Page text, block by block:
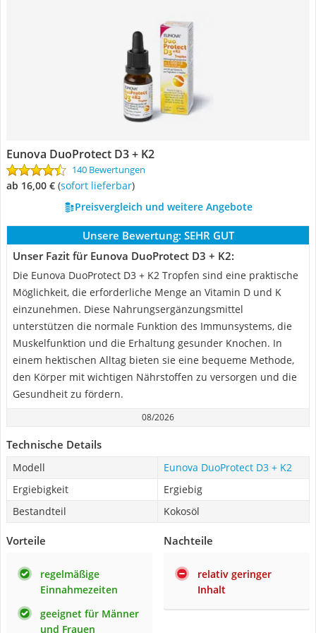
Eunova DuoProtect D3 + K2
140 Bewertungen
ab 16,00 € ( Sofort lieferbar)
Preisvergleich und weitere Angebote
Unsere Bewertung: SEHR GUT
Unser Fazit für Eunova DuoProtect D3 + K2:
Die Eunova DuoProtect D3 + K2 Tropfen sind eine praktische
Möglichkeit, die erforderliche Menge an Vitamin D und K
einzunehmen. Diese Nahrungsergänzungsmittel
unterstützen die normale Funktion des Immunsystems, die
Muskelfunktion und die Erhaltung gesunder Knochen. In
einem hektischen Alltag bieten sie eine bequeme Methode,
den Körper mit wichtigen Nährstoffen zu versorgen und die
Gesundheit zu fördern.
08/2026
Technische Details
Modell
Eunova DuoProtect D3 + K2
Ergiebigkeit
Ergiebig
Bestandteil
Kokosöl
Vorteile
regelmäßige
Einnahmezeiten
geeignet für Männer
und Frauen
Nachteile
relativ geringer
Inhalt